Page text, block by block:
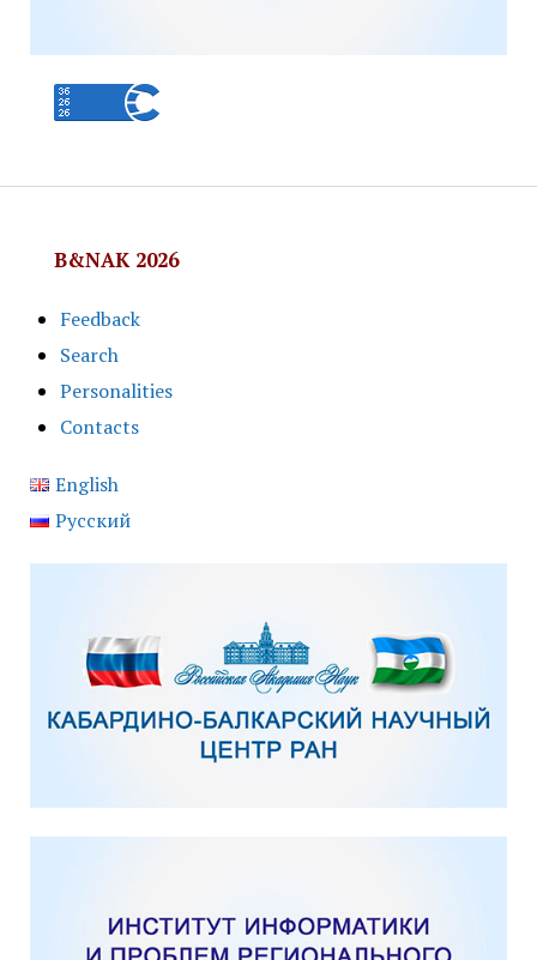
B&NAK 2026
Feedback
Search
Personalities
Contacts
English
Русский